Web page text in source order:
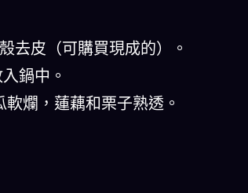
去皮（可購買現成的）。
鍋中。
爛，蓮藕和栗子熟透。